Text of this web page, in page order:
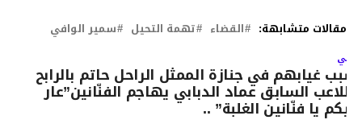
مقالات متشابهة: القضاء تهمة التحيل سمير الوافي
غيابهم في جنازة الممثل الراحل حاتم بالرابح
اللاعب السابق عماد الدبابي يهاجم الفنّانين”عار
يا فنّانين الغلبة” ..